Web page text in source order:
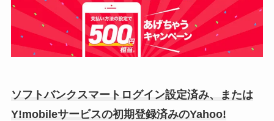
ソフトバンクスマートログイン設定済み、または
Y!mobileサービスの初期登録済みのYahoo!